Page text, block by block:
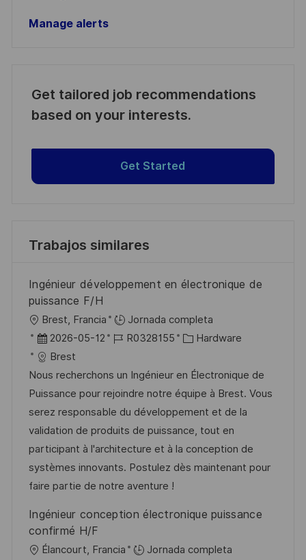
Manage alerts
Get tailored job recommendations
based on your interests.
Get Started
Trabajos similares
Ingénieur développement en électronique de
puissance F/H
U
b
c
a
c
i
ó
n
Brest, Francia
Jornada completa
F
e
c
h
a
d
e
p
u
l
2026-05-12
I
d
e
e
m
p
l
e
R0328155
C
t
e
g
o
r
í
Hardware
Brest
Nous recherchons un Ingénieur en Électronique de
Puissance pour rejoindre notre équipe à Brest. Vous
serez responsable du développement et de la
validation de produits de puissance, tout en
participant à l'architecture et à la conception de
systèmes innovants. Postulez dès maintenant pour
faire partie de notre aventure !
Ingénieur conception électronique puissance
confirmé H/F
U Élancourt, Francia
Jornada completa